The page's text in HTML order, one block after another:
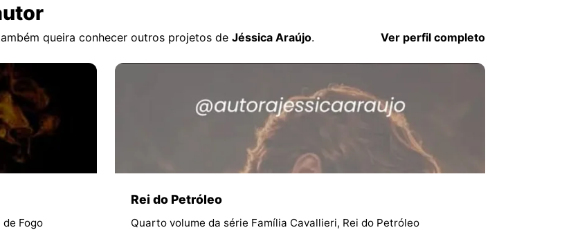
queira conhecer outros projetos de Jéssica Araújo. Ver perfil completo
Fogo
Rei do Petróleo
Quarto volume da série Família Cavallieri, Rei do Petróleo